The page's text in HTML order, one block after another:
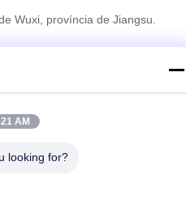
Wuxi, província de Jiangsu.
de armazenamento químico
2026 SUPER SECURITY LTD .
AM
looking for?